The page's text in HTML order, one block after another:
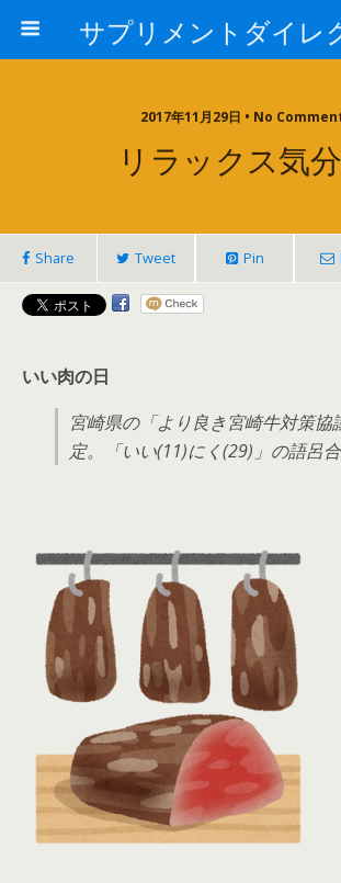
2017年11月29日 • No
リラックス気
Share Tweet Pin
いい肉の日
宮崎県の「より良き宮崎牛対策協
定。「いい(11)にく(29)」の語呂合